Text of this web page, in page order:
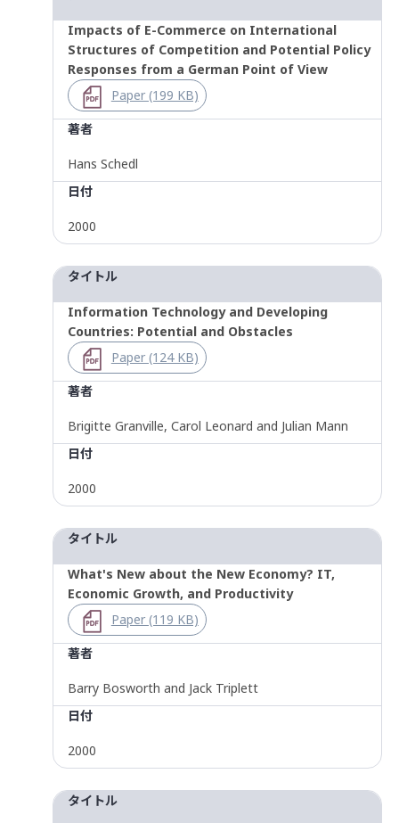
Impacts of E-Commerce on International
Structures of Competition and Potential Policy
Responses from a German Point of View
Paper (199 KB)
著者
Hans Schedl
日付
2000
タイトル
Information Technology and Developing
Countries: Potential and Obstacles
Paper (124 KB)
著者
Brigitte Granville, Carol Leonard and Julian Mann
日付
2000
タイトル
What's New about the New Economy? IT,
Economic Growth, and Productivity
Paper (119 KB)
著者
Barry Bosworth and Jack Triplett
日付
2000
タイトル